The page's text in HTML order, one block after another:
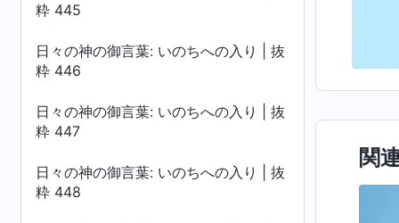
粋 445
日々の神の御言葉: いのちへの入り | 抜
粋 446
日々の神の御言葉: いのちへの入り | 抜
粋 447
日々の神の御言葉: いのちへの入り | 抜
粋 448
関